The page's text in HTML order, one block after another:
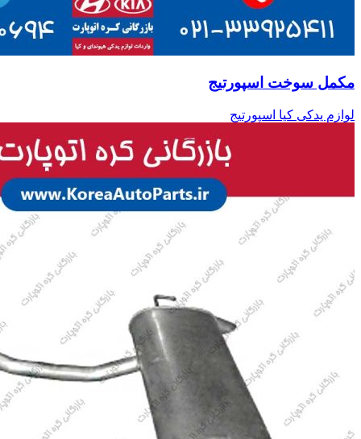
مکمل سوخت اسپورتیج
لوازم یدکی کیا اسپورتیج